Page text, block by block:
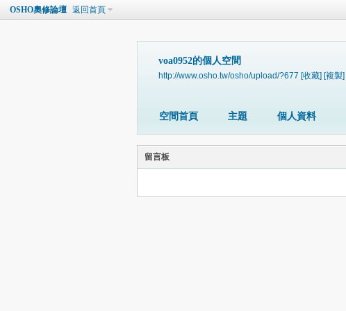
OSHO奧修論壇 返回首頁
voa0952的個人空間
http://www.osho.tw/osho/upload/?677 [收藏] [複製]
空間首頁 主題 個人資料
留言板